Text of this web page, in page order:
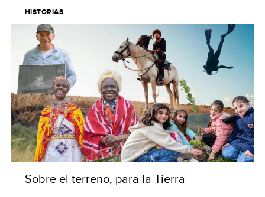
HISTORIAS
Sobre el terreno, para la Tierra